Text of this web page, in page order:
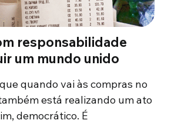
responsabilidade
um mundo unido
quando vai às compras no
está realizando um ato
democrático. É